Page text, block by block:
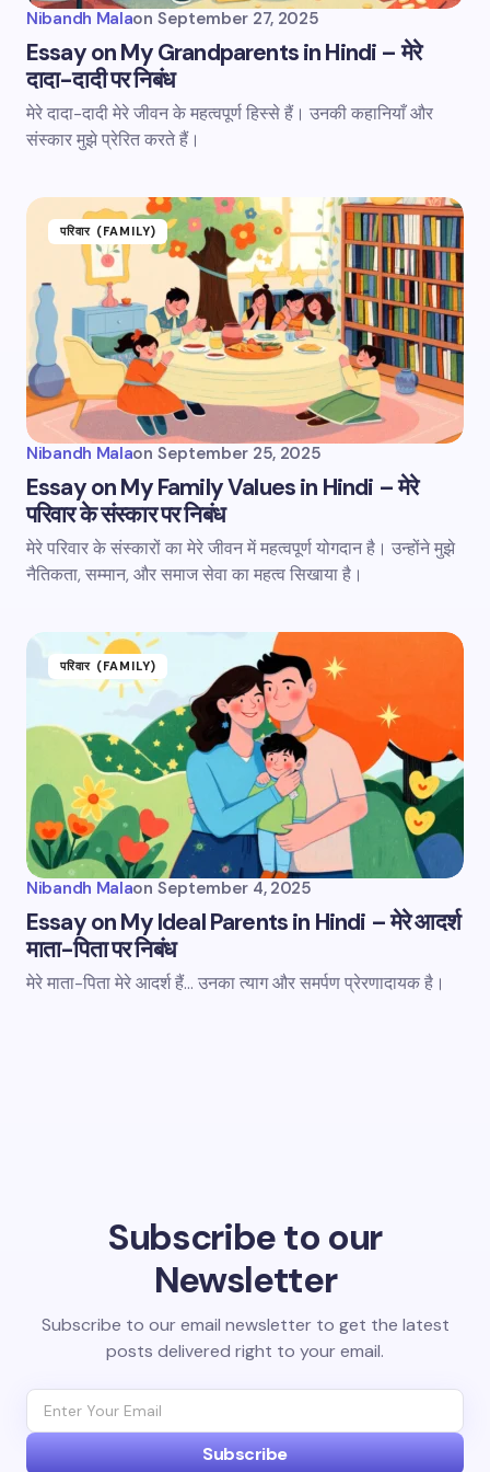
Nibandh Malaon September 27, 2025
Essay on My Grandparents in Hindi – मेरे
दादा-दादी पर निबंध
मेरे दादा-दादी मेरे जीवन के महत्वपूर्ण हिस्से हैं। उनकी कहानियाँ और
संस्कार मुझे प्रेरित करते हैं।
परिवार (FAMILY)
Nibandh Malaon September 25, 2025
Essay on My Family Values in Hindi – मेरे
परिवार के संस्कार पर निबंध
मेरे परिवार के संस्कारों का मेरे जीवन में महत्वपूर्ण योगदान है। उन्होंने मुझे
नैतिकता, सम्मान, और समाज सेवा का महत्व सिखाया है।
परिवार (FAMILY)
Nibandh Malaon September 4, 2025
Essay on My Ideal Parents in Hindi – मेरे आदर्श
माता-पिता पर निबंध
मेरे माता-पिता मेरे आदर्श हैं... उनका त्याग और समर्पण प्रेरणादायक है।
Subscribe to our
Newsletter
Subscribe to our email newsletter to get the latest
posts delivered right to your email.
Subscribe